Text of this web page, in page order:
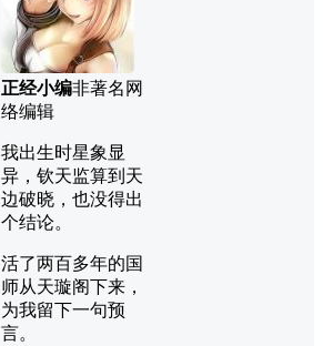
正经小编非著名网
络编辑
我出生时星象显
异，钦天监算到天
边破晓，也没得出
个结论。
活了两百多年的国
师从天璇阁下来，
为我留下一句预
言。